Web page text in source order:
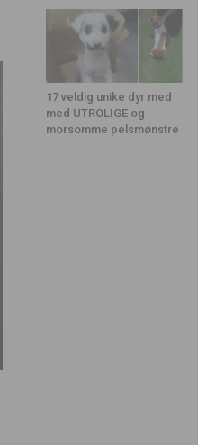
17 veldig unike dyr med
med UTROLIGE og
morsomme pelsmønstre